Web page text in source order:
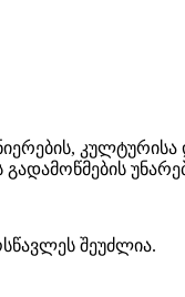
შეუძლია.